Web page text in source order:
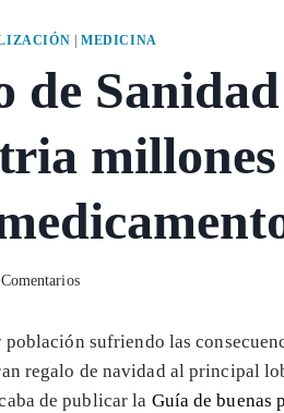
|MEDICINA
millones
sufriendo las
regalo de navidad al principal
de publicar la Guía de buenas